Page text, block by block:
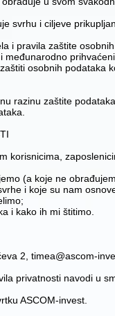
svrhu i ciljeve
i pravila zaštite
osobnih
razinu zaštite
korisnicima,
(a koje ne
i koje su nam
i kako ih mi štitimo.
2, timea@ascom-
privatnosti navodi u
ASCOM-invest.